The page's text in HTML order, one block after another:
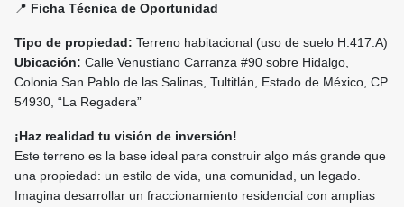
📍 Ficha Técnica de Oportunidad
Tipo de propiedad: Terreno habitacional (uso de suelo H.417.A)
Ubicación: Calle Venustiano Carranza #90 sobre Hidalgo,
Colonia San Pablo de las Salinas, Tultitlán, Estado de México, CP
54930, “La Regadera”
¡Haz realidad tu visión de inversión!
Este terreno es la base ideal para construir algo más grande que
una propiedad: un estilo de vida, una comunidad, un legado.
Imagina desarrollar un fraccionamiento residencial con amplias